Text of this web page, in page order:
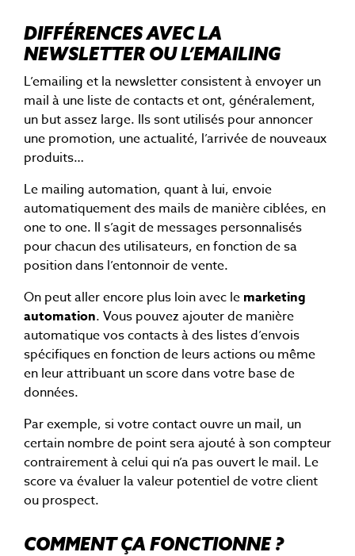
DIFFÉRENCES AVEC LA
NEWSLETTER OU L’EMAILING
L’emailing et la newsletter consistent à envoyer un
mail à une liste de contacts et ont, généralement,
un but assez large. Ils sont utilisés pour annoncer
une promotion, une actualité, l’arrivée de nouveaux
produits…
Le mailing automation, quant à lui, envoie
automatiquement des mails de manière ciblées, en
one to one. Il s’agit de messages personnalisés
pour chacun des utilisateurs, en fonction de sa
position dans l’entonnoir de vente.
On peut aller encore plus loin avec le marketing
automation. Vous pouvez ajouter de manière
automatique vos contacts à des listes d’envois
spécifiques en fonction de leurs actions ou même
en leur attribuant un score dans votre base de
données.
Par exemple, si votre contact ouvre un mail, un
certain nombre de point sera ajouté à son compteur
contrairement à celui qui n’a pas ouvert le mail. Le
score va évaluer la valeur potentiel de votre client
ou prospect.
COMMENT ÇA FONCTIONNE ?